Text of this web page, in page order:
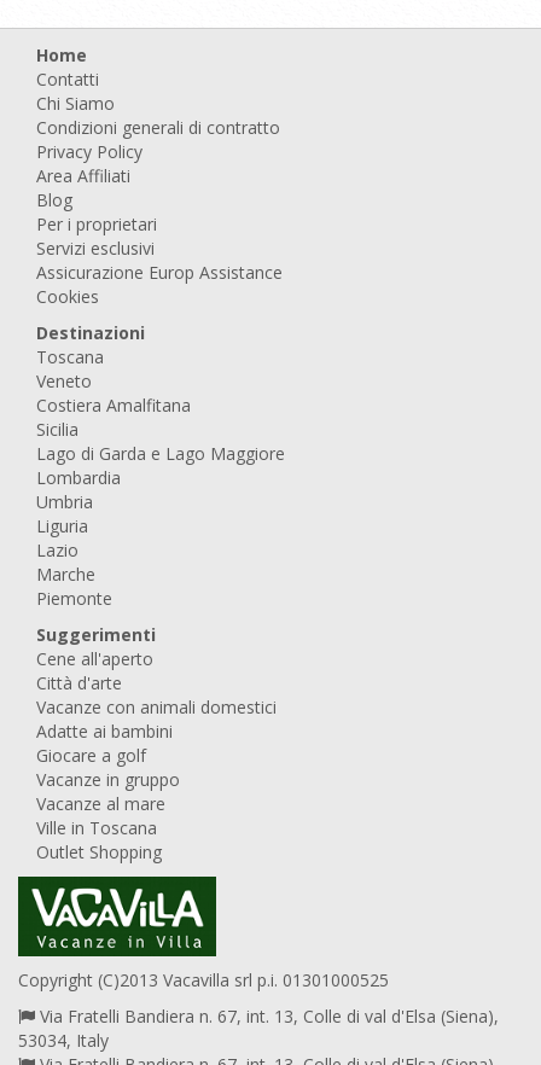
Home
Contatti
Chi Siamo
Condizioni generali di contratto
Privacy Policy
Area Affiliati
Blog
Per i proprietari
Servizi esclusivi
Assicurazione Europ Assistance
Cookies
Destinazioni
Toscana
Veneto
Costiera Amalfitana
Sicilia
Lago di Garda e Lago Maggiore
Lombardia
Umbria
Liguria
Lazio
Marche
Piemonte
Suggerimenti
Cene all'aperto
Città d'arte
Vacanze con animali domestici
Adatte ai bambini
Giocare a golf
Vacanze in gruppo
Vacanze al mare
Ville in Toscana
Outlet Shopping
Copyright (C)2013 Vacavilla srl p.i. 01301000525
Via Fratelli Bandiera n. 67, int. 13, Colle di val d'Elsa (Siena),
53034, Italy